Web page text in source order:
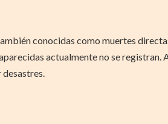
conocidas como muertes
actualmente no se
desastres.